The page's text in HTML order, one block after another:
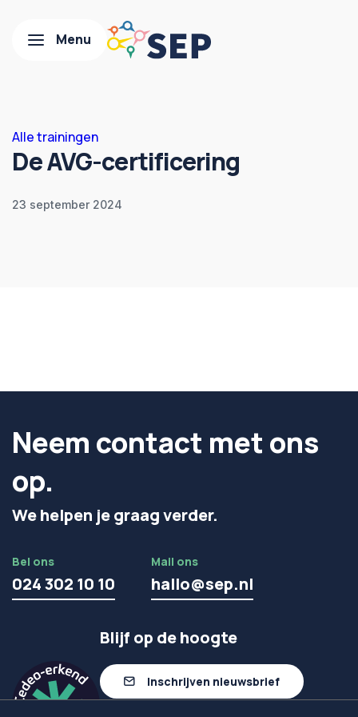
Alle trainingen
De AVG-certificering
23 september 2024
Neem contact met ons
op.
We helpen je graag verder.
Bel ons
024 302 10 10
Mail ons
hallo@sep.nl
Blijf op de hoogte
Inschrijven nieuwsbrief